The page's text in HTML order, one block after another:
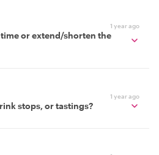
1 year ago
or extend/shorten the
1 year ago
stops, or tastings?